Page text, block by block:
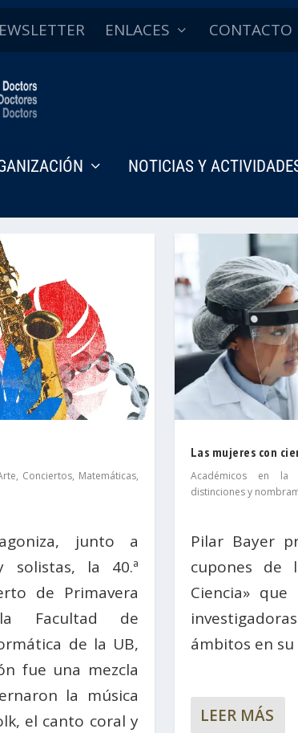
ENLACES CONTACTO
NOTICIAS Y
, Conciertos, Matemáticas,
junto a
solistas, la 40.ª
de Primavera
Facultad de
de la UB,
fue una mezcla
la música
el canto coral y
Las mujeres con
Académicos en la
distinciones y
Pilar Bayer
cupones de
Ciencia»
ámbitos en
LEER MÁS